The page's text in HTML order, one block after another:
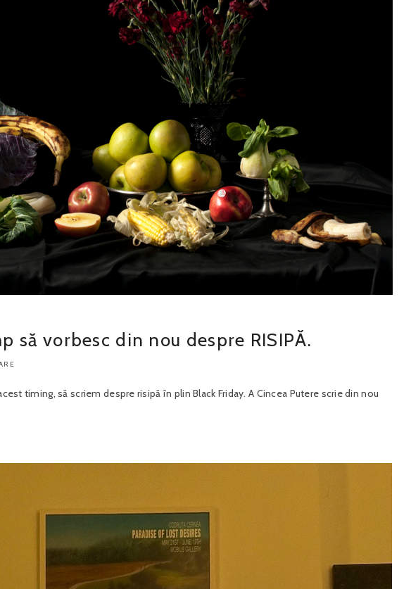
să vorbesc din nou despre RISIPĂ.
timing, să scriem despre risipă în plin Black Friday. A Cincea Putere scrie din nou